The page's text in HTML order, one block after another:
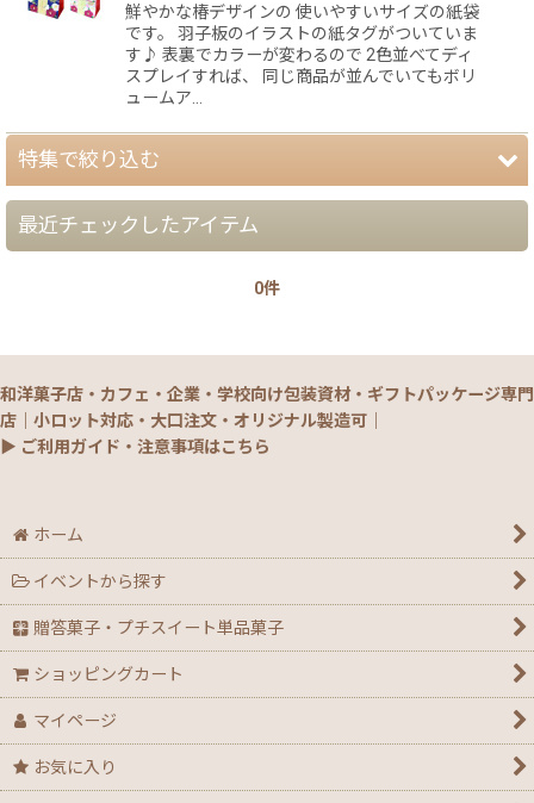
鮮やかな椿デザインの 使いやすいサイズの紙袋
です。 羽子板のイラストの紙タグがついていま
す♪ 表裏でカラーが変わるので 2色並べてディ
スプレイすれば、 同じ商品が並んでいてもボリ
ュームア…
特集で絞り込む
【夏】さわやかパッケージ
【銘菓撰29・秋冬】洋菓子ギフト（贈答）
【銘菓撰29・秋冬】菓子単品・プチギフト
【秋】秋のおすすめパッケージ
【ハロウィン】★全力応援★グッズ★
【アウトレット】ハロウィン
【２０２６年】クリスマスデコ箱・ノエル箱・トレー
【クリスマス】ミニデコ箱トレー付き＜3号 4号 4.5
最近チェックしたアイテム
0件
和洋菓子店・カフェ・企業・学校向け包装資材・ギフトパッケージ専門
店｜小ロット対応・大口注文・オリジナル製造可｜
▶ ご利用ガイド・注意事項はこちら
ホーム
イベントから探す
贈答菓子・プチスイート単品菓子
ショッピングカート
マイページ
お気に入り